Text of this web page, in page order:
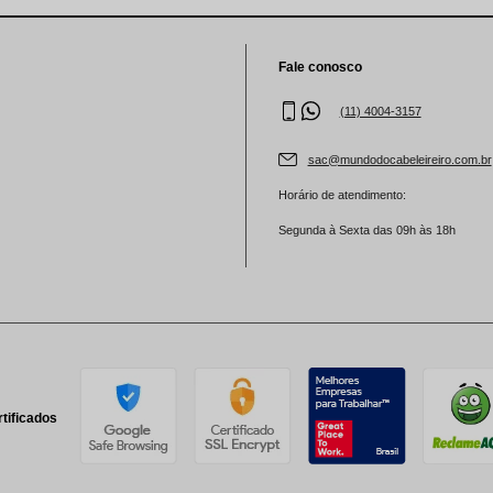
Fale conosco
(11) 4004-3157
sac@mundodocabeleireiro.com.br
Horário de atendimento:
Segunda à Sexta das 09h às 18h